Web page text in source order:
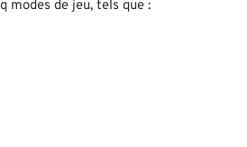
modes de jeu, tels que :